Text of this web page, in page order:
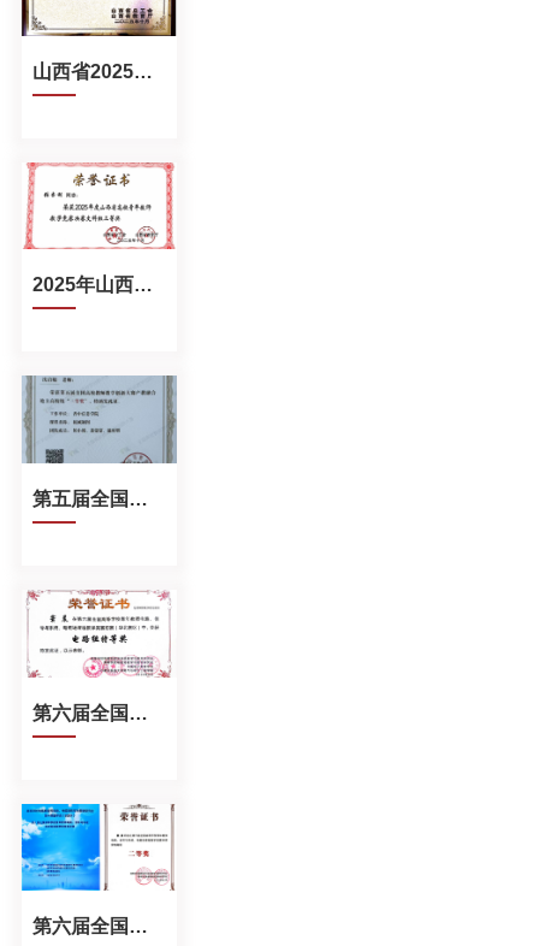
山西省2025年青年教师教学竞赛优秀组织奖
2025年山西省高校青年教师教学竞赛文科组三等奖
第五届全国高校教师教学创新大赛产教融合三等奖
第六届全国高等学校青年教师电路、信号与系统、电磁场课程教学竞赛特等奖
第六届全国高等学校青年教师电路、信号与系统、电磁场课程教学竞赛全国二等奖